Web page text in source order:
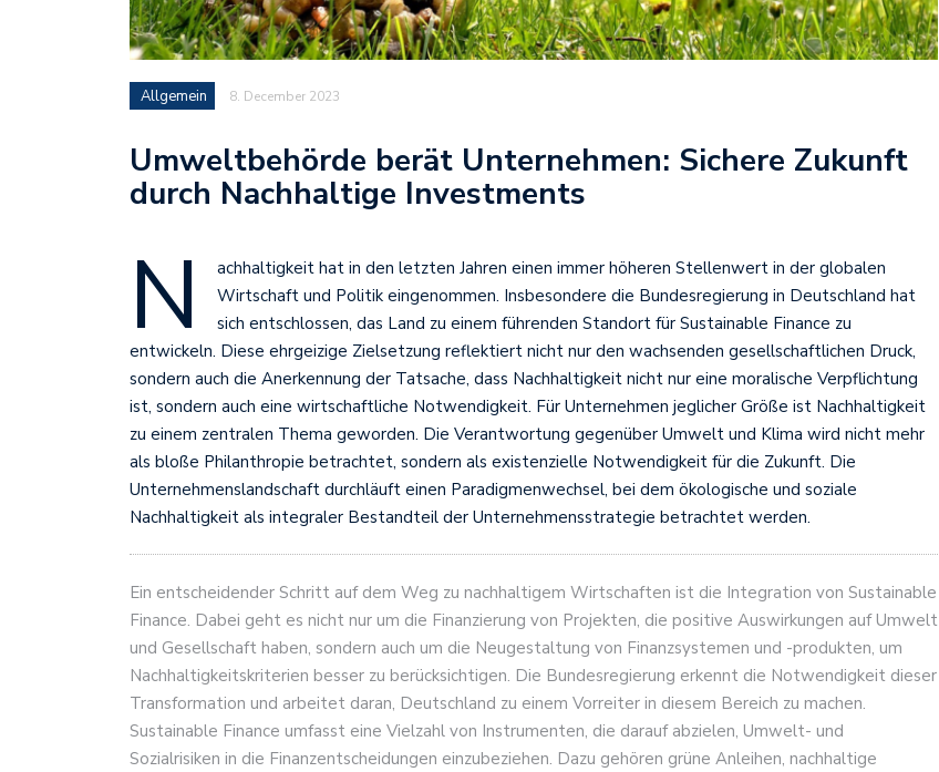
Allgemein 8. December 2023
Umweltbehörde berät Unternehmen: Sichere Zukunft
durch Nachhaltige Investments
N
achhaltigkeit hat in den letzten Jahren einen immer höheren Stellenwert in der globalen
Wirtschaft und Politik eingenommen. Insbesondere die Bundesregierung in Deutschland hat
sich entschlossen, das Land zu einem führenden Standort für Sustainable Finance zu
entwickeln. Diese ehrgeizige Zielsetzung reflektiert nicht nur den wachsenden gesellschaftlichen Druck,
sondern auch die Anerkennung der Tatsache, dass Nachhaltigkeit nicht nur eine moralische Verpflichtung
ist, sondern auch eine wirtschaftliche Notwendigkeit. Für Unternehmen jeglicher Größe ist Nachhaltigkeit
zu einem zentralen Thema geworden. Die Verantwortung gegenüber Umwelt und Klima wird nicht mehr
als bloße Philanthropie betrachtet, sondern als existenzielle Notwendigkeit für die Zukunft. Die
Unternehmenslandschaft durchläuft einen Paradigmenwechsel, bei dem ökologische und soziale
Nachhaltigkeit als integraler Bestandteil der Unternehmensstrategie betrachtet werden.
Ein entscheidender Schritt auf dem Weg zu nachhaltigem Wirtschaften ist die Integration von Sustainable
Finance. Dabei geht es nicht nur um die Finanzierung von Projekten, die positive Auswirkungen auf Umwelt
und Gesellschaft haben, sondern auch um die Neugestaltung von Finanzsystemen und -produkten, um
Nachhaltigkeitskriterien besser zu berücksichtigen. Die Bundesregierung erkennt die Notwendigkeit dieser
Transformation und arbeitet daran, Deutschland zu einem Vorreiter in diesem Bereich zu machen.
Sustainable Finance umfasst eine Vielzahl von Instrumenten, die darauf abzielen, Umwelt- und
Sozialrisiken in die Finanzentscheidungen einzubeziehen. Dazu gehören grüne Anleihen, nachhaltige